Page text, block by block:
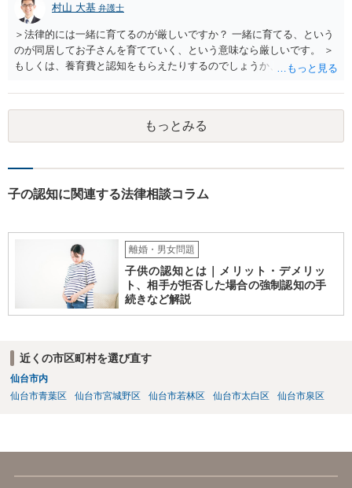
村山 大基 弁護士
＞法律的には一緒に育てるのが厳しいですか？ 一緒に育てる、という
のが同居してお子さんを育てていく、という意味なら厳しいです。 ＞
もしくは、養育費と認知をもらえたりするのでしょうか、 相手が認知
す。 また、認知されたことを前提に、父親として子を養う義務があり
ますので、 養育費を請求できます。 ただ、極端な話相手に収入がなか
ったり、行方不明だったりすると、実際上の回収が難しい可能性はあ
ります。
もっとみる
子の認知に関連する法律相談コラム
離婚・男女問題
子供の認知とは｜メリット・デメリッ
ト、相手が拒否した場合の強制認知の手
続きなど解説
近くの市区町村を選び直す
仙台市内
仙台市青葉区
仙台市宮城野区 仙台市若林区 仙台市太白区 仙台市泉区